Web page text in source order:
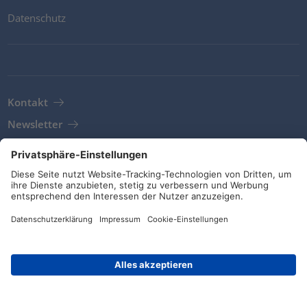
Datenschutz
Kontakt
Newsletter
AGB
Richtlinien und Bekenntnisse
Soziale Medien